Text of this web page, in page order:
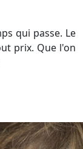
qui passe. Le
prix. Que l'on